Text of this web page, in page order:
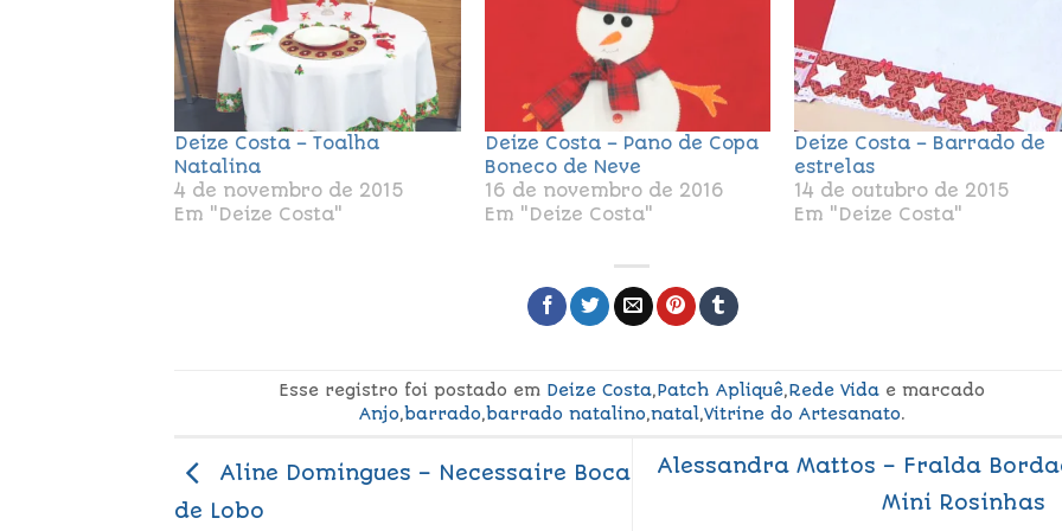
Deize Costa – Toalha
Natalina
4 de novembro de 2015
Em "Deize Costa"
Deize Costa – Pano de Copa
Boneco de Neve
16 de novembro de 2016
Em "Deize Costa"
Deize Costa – Barrado de
estrelas
14 de outubro de 2015
Em "Deize Costa"
Esse registro foi postado em Deize Costa,Patch Apliquê,Rede Vida e marcado
Anjo,barrado,barrado natalino,natal,Vitrine do Artesanato.
Aline Domingues – Necessaire Boca
de Lobo
Alessandra Mattos – Fralda
Mini Rosinhas